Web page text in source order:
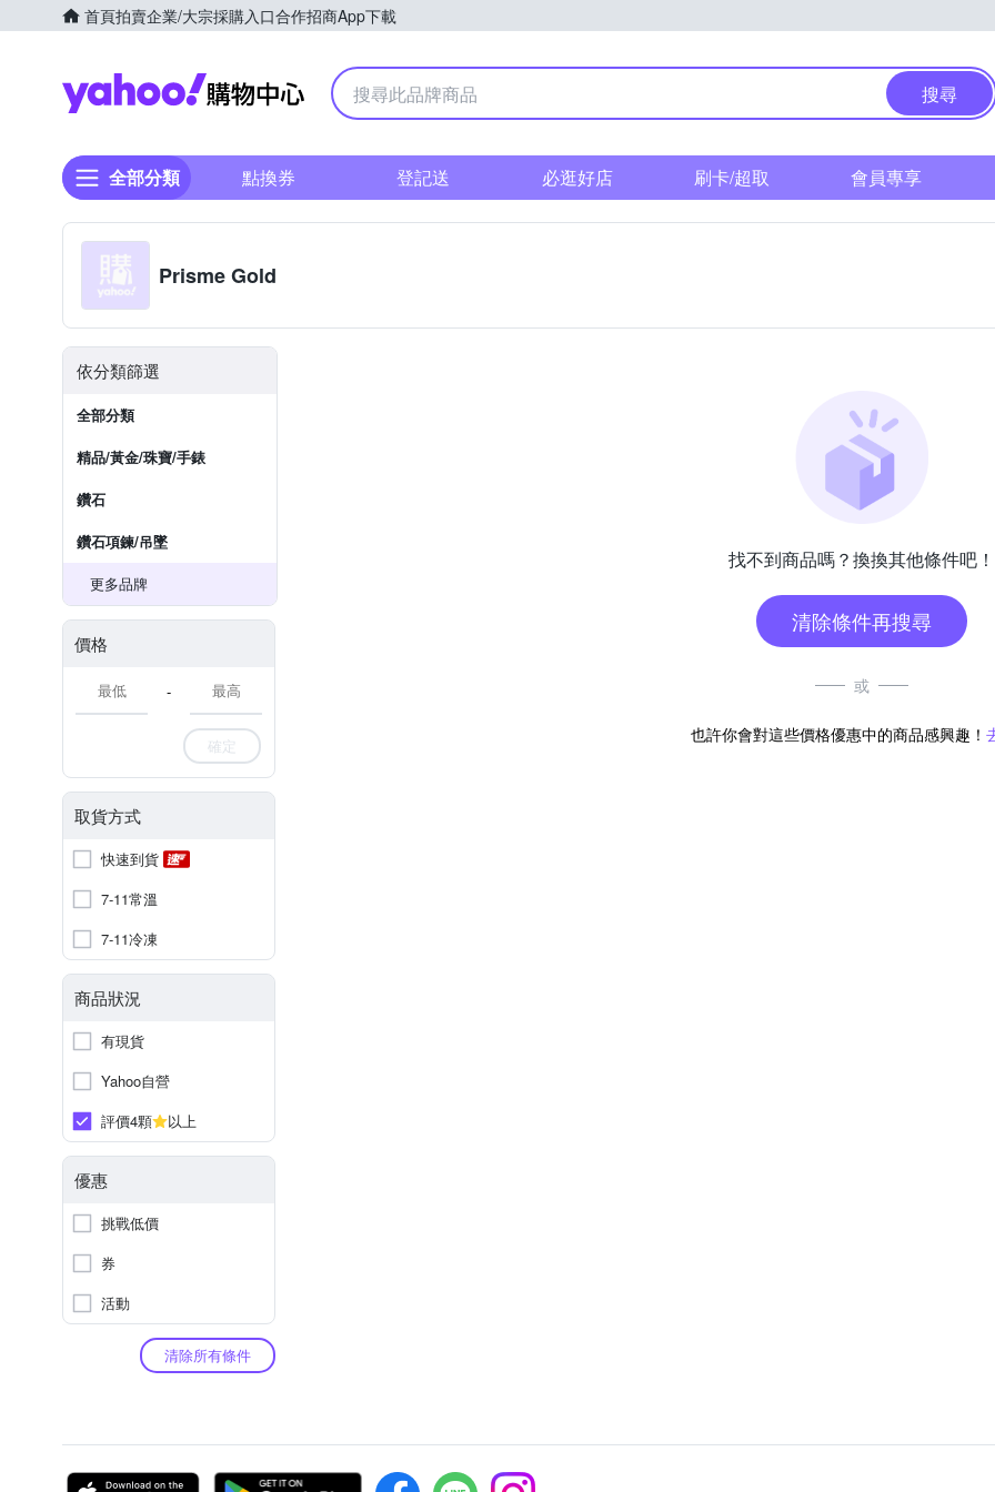
首頁拍賣企業/大宗採購入口合作招商App下載
Yahoo購物中心
搜尋
全部分類 點換券 登記送 必逛好店 刷卡/超取 會員專享
Prisme Gold
依分類篩選
全部分類
精品/黃金/珠寶/手錶
鑽石
鑽石項鍊/吊墜
更多品牌
價格
-
確定
取貨方式
快速到貨
7-11常溫
7-11冷凍
商品狀況
有現貨
Yahoo自營
評價4顆
以上
優惠
挑戰低價
券
活動
清除所有條件
找不到商品嗎？換換其他條件吧！
清除條件再搜尋
或
也許你會對這些價格優惠中的商品感興趣！